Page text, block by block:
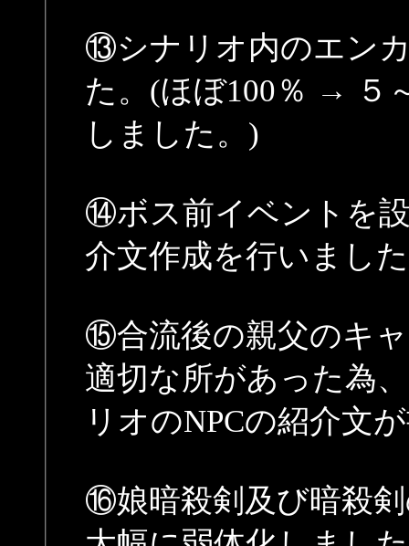
⑬シナリオ内のエン
た。(ほぼ100％ → ５
しました。)
⑭ボス前イベントを
介文作成を行いまし
⑮合流後の親父のキ
適切な所があった為
リオのNPCの紹介文
⑯娘暗殺剣及び暗殺